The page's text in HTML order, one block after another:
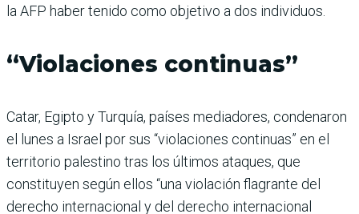
la AFP haber tenido como objetivo a dos individuos.
“Violaciones continuas”
Catar, Egipto y Turquía, países mediadores, condenaron
el lunes a Israel por sus “violaciones continuas” en el
territorio palestino tras los últimos ataques, que
constituyen según ellos “una violación flagrante del
derecho internacional y del derecho internacional